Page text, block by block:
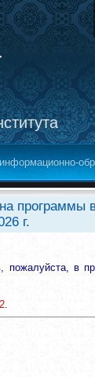
программы
г.
пожалуйста, в
.